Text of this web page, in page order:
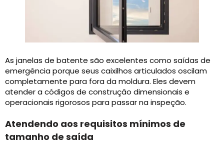
As janelas de batente são excelentes como saídas de
emergência porque seus caixilhos articulados oscilam
completamente para fora da moldura. Eles devem
atender a códigos de construção dimensionais e
operacionais rigorosos para passar na inspeção.
Atendendo aos requisitos mínimos de
tamanho de saída